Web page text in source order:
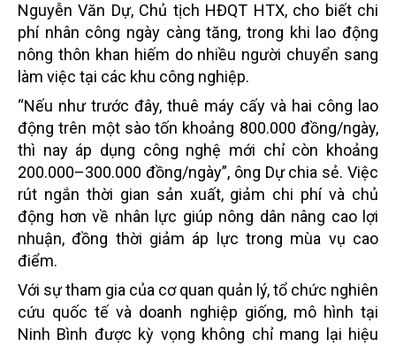
Nguyễn Văn Dự, Chủ tịch HĐQT HTX, cho biết chi
phí nhân công ngày càng tăng, trong khi lao động
nông thôn khan hiếm do nhiều người chuyển sang
làm việc tại các khu công nghiệp.
“Nếu như trước đây, thuê máy cấy và hai công lao
động trên một sào tốn khoảng 800.000 đồng/ngày,
thì nay áp dụng công nghệ mới chỉ còn khoảng
200.000–300.000 đồng/ngày”, ông Dự chia sẻ. Việc
rút ngắn thời gian sản xuất, giảm chi phí và chủ
động hơn về nhân lực giúp nông dân nâng cao lợi
nhuận, đồng thời giảm áp lực trong mùa vụ cao
điểm.
Với sự tham gia của cơ quan quản lý, tổ chức nghiên
cứu quốc tế và doanh nghiệp giống, mô hình tại
Ninh Bình được kỳ vọng không chỉ mang lại hiệu